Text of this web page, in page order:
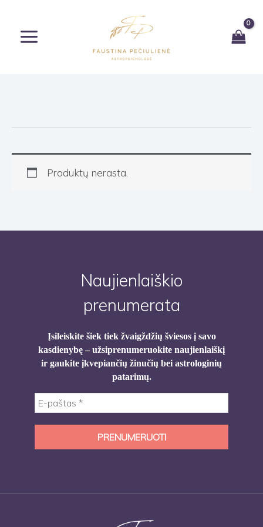
turinio
Produktų nerasta.
Naujienlaiškio
prenumerata
Įsileiskite šiek tiek žvaigždžių šviesos į savo
kasdienybę – užsiprenumeruokite naujienlaiškį
ir gaukite įkvepiančių žinučių bei astrologinių
patarimų.